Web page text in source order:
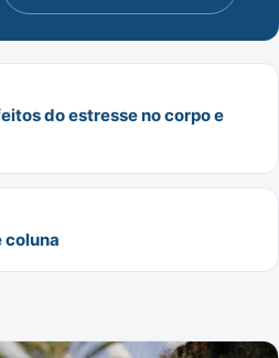
do estresse no corpo e
coluna